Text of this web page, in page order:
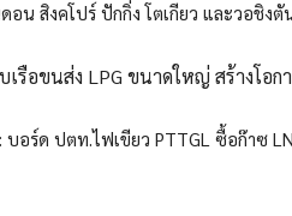
อน สิงคโปร์ ปักกิ่ง โตเกียว และวอชิงตั
รือขนส่ง LPG ขนาดใหญ่ สร้างโอก
อร์ด ปตท.ไฟเขียว PTTGL ซื้อก๊าซ